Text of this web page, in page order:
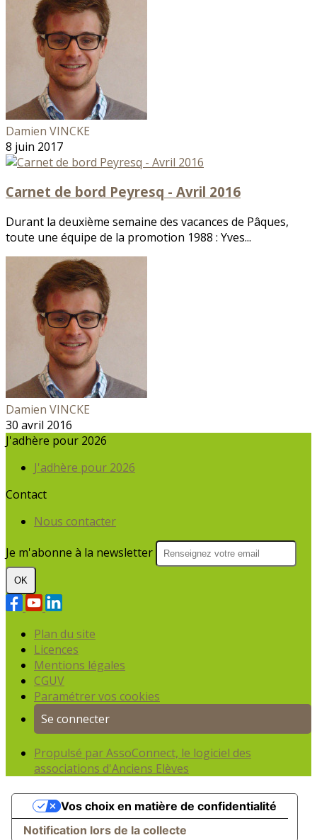
Damien VINCKE
8 juin 2017
Carnet de bord Peyresq - Avril 2016
Durant la deuxième semaine des vacances de Pâques,
toute une équipe de la promotion 1988 : Yves...
Damien VINCKE
30 avril 2016
J'adhère pour 2026
J'adhère pour 2026
Contact
Nous contacter
Je m'abonne à la newsletter
OK
Plan du site
Licences
Mentions légales
CGUV
Paramétrer vos cookies
Se connecter
Propulsé par AssoConnect, le logiciel des
associations d'Anciens Elèves
Notification lors de la collecte
Vos choix en matière de confidentialité